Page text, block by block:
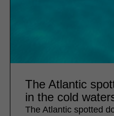
The Atlantic
in the cold
The Atlantic spotted